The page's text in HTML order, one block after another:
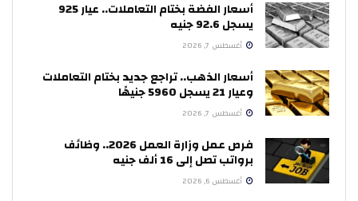
أسعار الفضة بختام التعاملات.. عيار 925
يسجل 92.6 جنيه
أغسطس 7, 2026
أسعار الذهب.. تراجع جديد بختام التعاملات
وعيار 21 يسجل 5960 جنيهًا
أغسطس 7, 2026
فرص عمل وزارة العمل 2026.. وظائف
برواتب تصل إلى 16 ألف جنيه
أغسطس 6, 2026